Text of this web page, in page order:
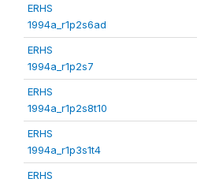
ERHS
1994a_r1p2s6ad
ERHS
1994a_r1p2s7
ERHS
1994a_r1p2s8t10
ERHS
1994a_r1p3s1t4
ERHS